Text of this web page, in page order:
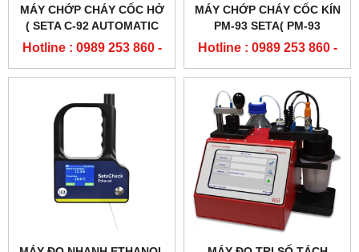
MÁY CHỚP CHÁY CỐC HỞ
( SETA C-92 AUTOMATIC
CLEVELAND FLASH POINT
Hotline : 0989 253 860 -
0904 84 02 08
MÁY CHỚP CHÁY CỐC KÍN
PM-93 SETA( PM-93
PENSKY-MARTENS FLASH
Hotline : 0989 253 860 -
0904 84 02 08